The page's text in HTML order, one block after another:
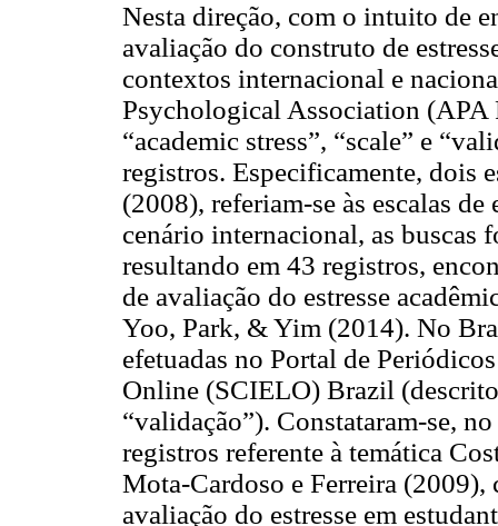
Nesta direção, com o intuito de
avaliação do construto de
contextos internacional e
Psychological Association
“academic stress”, “scale” e
registros. Especificamente, dois
(2008), referiam-se às escalas
cenário internacional, as buscas
resultando em 43 registros,
de avaliação do estresse
Yoo, Park, & Yim (2014). No
efetuadas no Portal de
Online (SCIELO) Brazil
“validação”). Constataram-se,
registros referente à temática
Mota-Cardoso e Ferreira
avaliação do estresse em